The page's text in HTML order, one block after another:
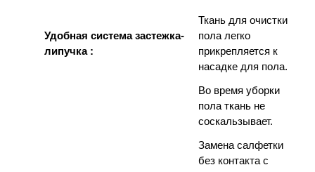
Удобная система застежка-
липучка:
Ткань для очистки
пола легко
прикрепляется к
насадке для пола.
Во время уборки
пола ткань не
соскальзывает.
Замена салфетки
без контакта с